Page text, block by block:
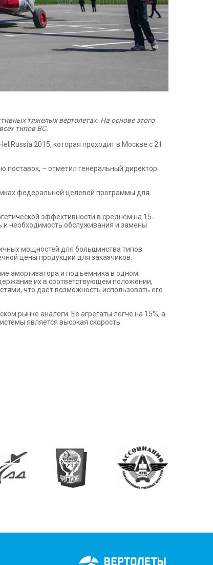
тяжелых вертолетах. На основе этого
типов ВС.
2015, которая проходит в Москве с 21
поставок, – отметил генеральный директор
федеральной целевой программы для
эффективности в среднем на 15-
и необходимость обслуживания и замены
мощностей для большинства типов
цены продукции для заказчиков.
амортизатора и подъемника в одном
их в соответствующем положении,
что дает возможность использовать его
рынке аналоги. Ее агрегаты легче на 15%, а
является высокая скорость